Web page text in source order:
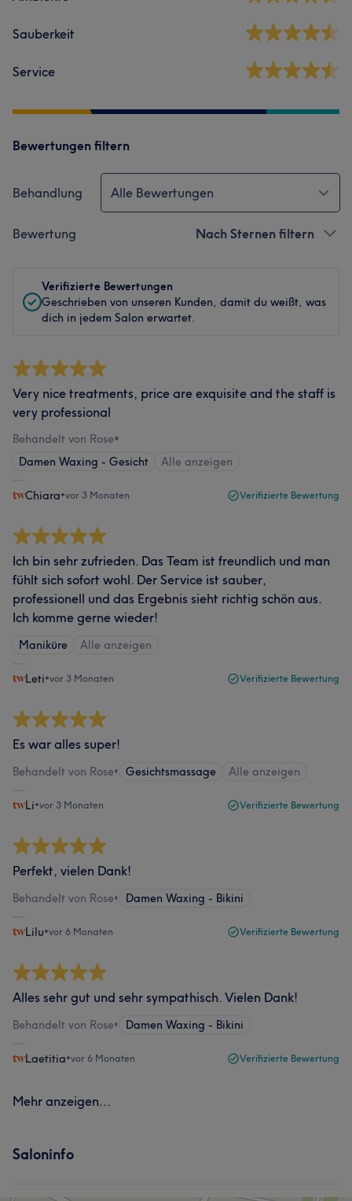
Sauberkeit
Service
Bewertungen filtern
Behandlung Alle Bewertungen
Bewertung Nach Sternen filtern
Verifizierte Bewertungen
Geschrieben von unseren Kunden, damit du weißt, was
dich in jedem Salon erwartet.
Very nice treatments, price are exquisite and the staff is
very professional
Behandelt von Rose•
Damen Waxing - Gesicht
Alle anzeigen
Chiara•vor 3 Monaten Verifizierte Bewertung
Ich bin sehr zufrieden. Das Team ist freundlich und man
fühlt sich sofort wohl. Der Service ist sauber,
professionell und das Ergebnis sieht richtig schön aus.
Ich komme gerne wieder!
Maniküre Alle anzeigen
Leti•vor 3 Monaten Verifizierte Bewertung
Es war alles super!
Behandelt von Rose• Gesichtsmassage Alle anzeigen
Li•vor 3 Monaten Verifizierte Bewertung
Perfekt, vielen Dank!
Behandelt von Rose• Damen Waxing - Bikini
Lilu•vor 6 Monaten Verifizierte Bewertung
Alles sehr gut und sehr sympathisch. Vielen Dank!
Behandelt von Rose• Damen Waxing - Bikini
Laetitia•vor 6 Monaten Verifizierte Bewertung
Mehr anzeigen...
Saloninfo